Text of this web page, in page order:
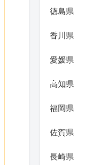
徳島県
香川県
愛媛県
高知県
福岡県
佐賀県
長崎県